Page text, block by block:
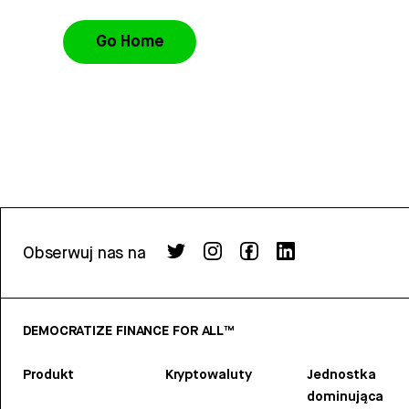
Go Home
Obserwuj nas na
DEMOCRATIZE FINANCE FOR ALL™
Produkt Kryptowaluty
Jednostka
dominująca